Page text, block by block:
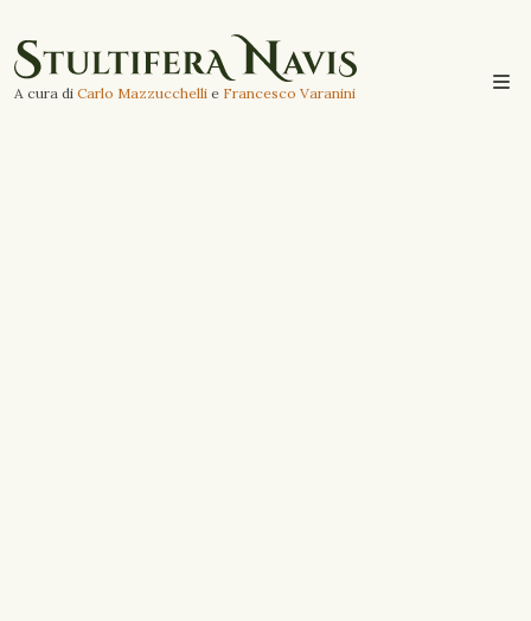
A cura di Carlo Mazzucchelli e Francesco Varanini